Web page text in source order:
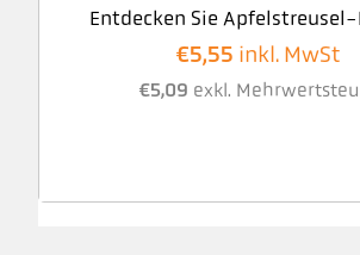
Entdecken Sie
€5,55 inkl. MwSt
€5,09 exkl.